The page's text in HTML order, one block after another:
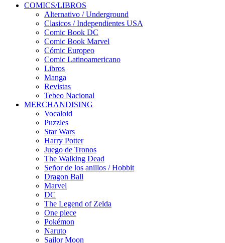
COMICS/LIBROS
Alternativo / Underground
Clasicos / Independientes USA
Comic Book DC
Comic Book Marvel
Cómic Europeo
Comic Latinoamericano
Libros
Manga
Revistas
Tebeo Nacional
MERCHANDISING
Vocaloid
Puzzles
Star Wars
Harry Potter
Juego de Tronos
The Walking Dead
Señor de los anillos / Hobbit
Dragon Ball
Marvel
DC
The Legend of Zelda
One piece
Pokémon
Naruto
Sailor Moon